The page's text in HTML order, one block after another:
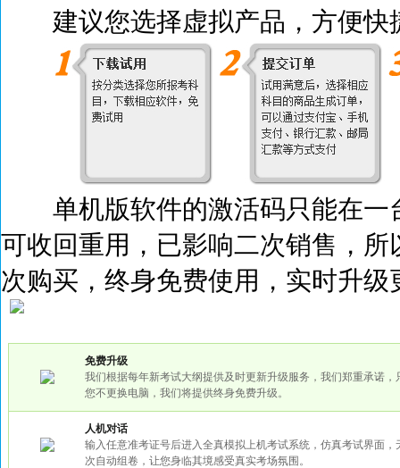
建议您选择虚拟产品，方便快
单机版软件的激活码只能在一
可收回重用，已影响二次销售，
次购买，终身免费使用，实时升
免费升级
我们根据每年新考试大纲提供及时更新升级服务，我们郑重承诺，
您不更换电脑，我们将提供终身免费升级。
人机对话
输入任意准考证号后进入全真模拟上机考试系统，仿真考试界面，
次自动组卷，让您身临其境感受真实考场氛围。